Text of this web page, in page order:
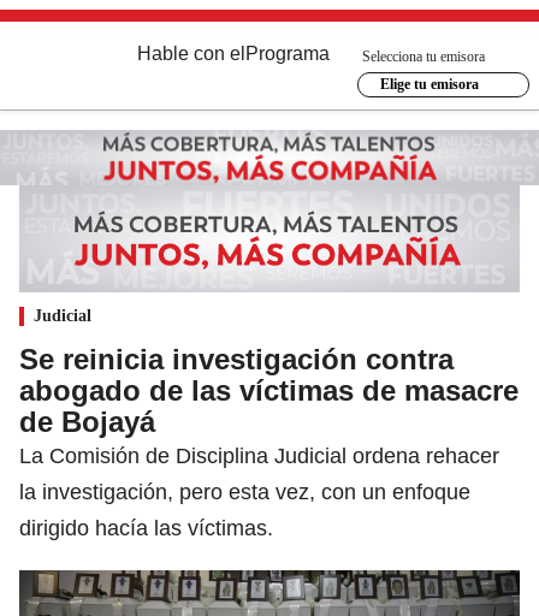
Hable con el Programa
Selecciona tu emisora
Elige tu emisora
Judicial
Se reinicia investigación contra
abogado de las víctimas de masacre
de Bojayá
La Comisión de Disciplina Judicial ordena rehacer
la investigación, pero esta vez, con un enfoque
dirigido hacía las víctimas.